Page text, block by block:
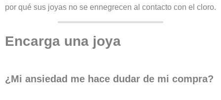
por qué sus joyas no se ennegrecen al contacto con el cloro.
Encarga una joya
¿Mi ansiedad me hace dudar de mi compra?